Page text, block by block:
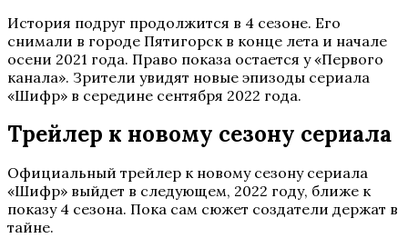
История подруг продолжится в 4 сезоне. Его
снимали в городе Пятигорск в конце лета и начале
осени 2021 года. Право показа остается у «Первого
канала». Зрители увидят новые эпизоды сериала
«Шифр» в середине сентября 2022 года.
Трейлер к новому сезону сериала
Официальный трейлер к новому сезону сериала
«Шифр» выйдет в следующем, 2022 году, ближе к
показу 4 сезона. Пока сам сюжет создатели держат в
тайне.